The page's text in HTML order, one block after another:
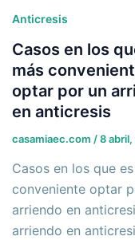
Anticresis
Casos en los
más
optar por un
en anticresis
casamiaec.com /8
Casos en los que
conveniente optar
arriendo en
arriendo en